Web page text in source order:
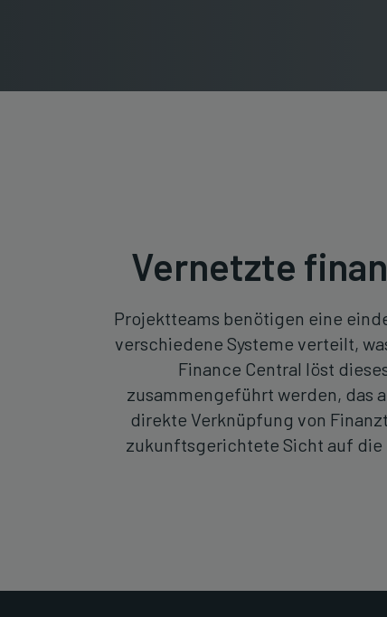
Vernetzte
Projektteams benötigen eine
verschiedene Systeme verteilt,
Finance Central löst
zusammengeführt werden, das
direkte Verknüpfung von
zukunftsgerichtete Sicht auf die